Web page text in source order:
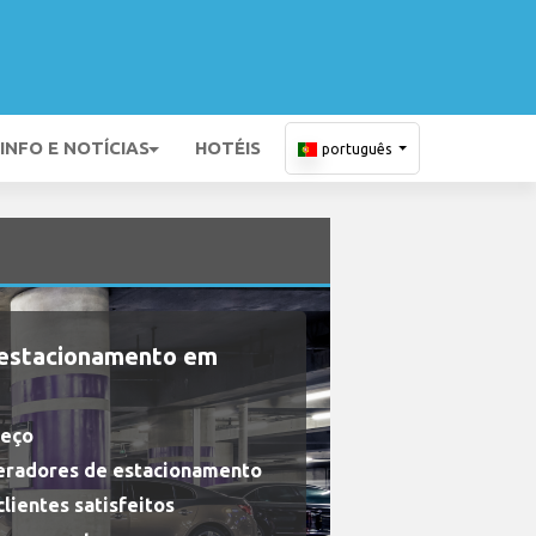
INFO E NOTÍCIAS HOTÉIS português
em
de estacionamento
satisfeitos